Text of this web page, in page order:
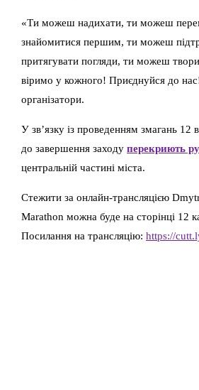
«Ти можеш надихати, ти можеш
знайомитися першим, ти можеш
притягувати погляди, ти можеш
віримо у кожного! Приєднуйся до
організатори.
У зв’язку із проведенням змагань 12
до завершення заходу перекриють
центральній частині міста.
Стежити за онлайн-трансляцією
Marathon можна буде на сторінці 12
Посилання на трансляцію: https://